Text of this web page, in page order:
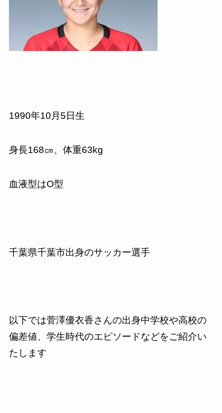
1990年10月 5 日生
身長168㎝、体重63kg
血液型はO型
千葉県千葉市出身のサッカー選手
以下では菅澤優衣香さんの出身中学校や高校の
偏差値、学生時代のエピソードなどをご紹介い
たします